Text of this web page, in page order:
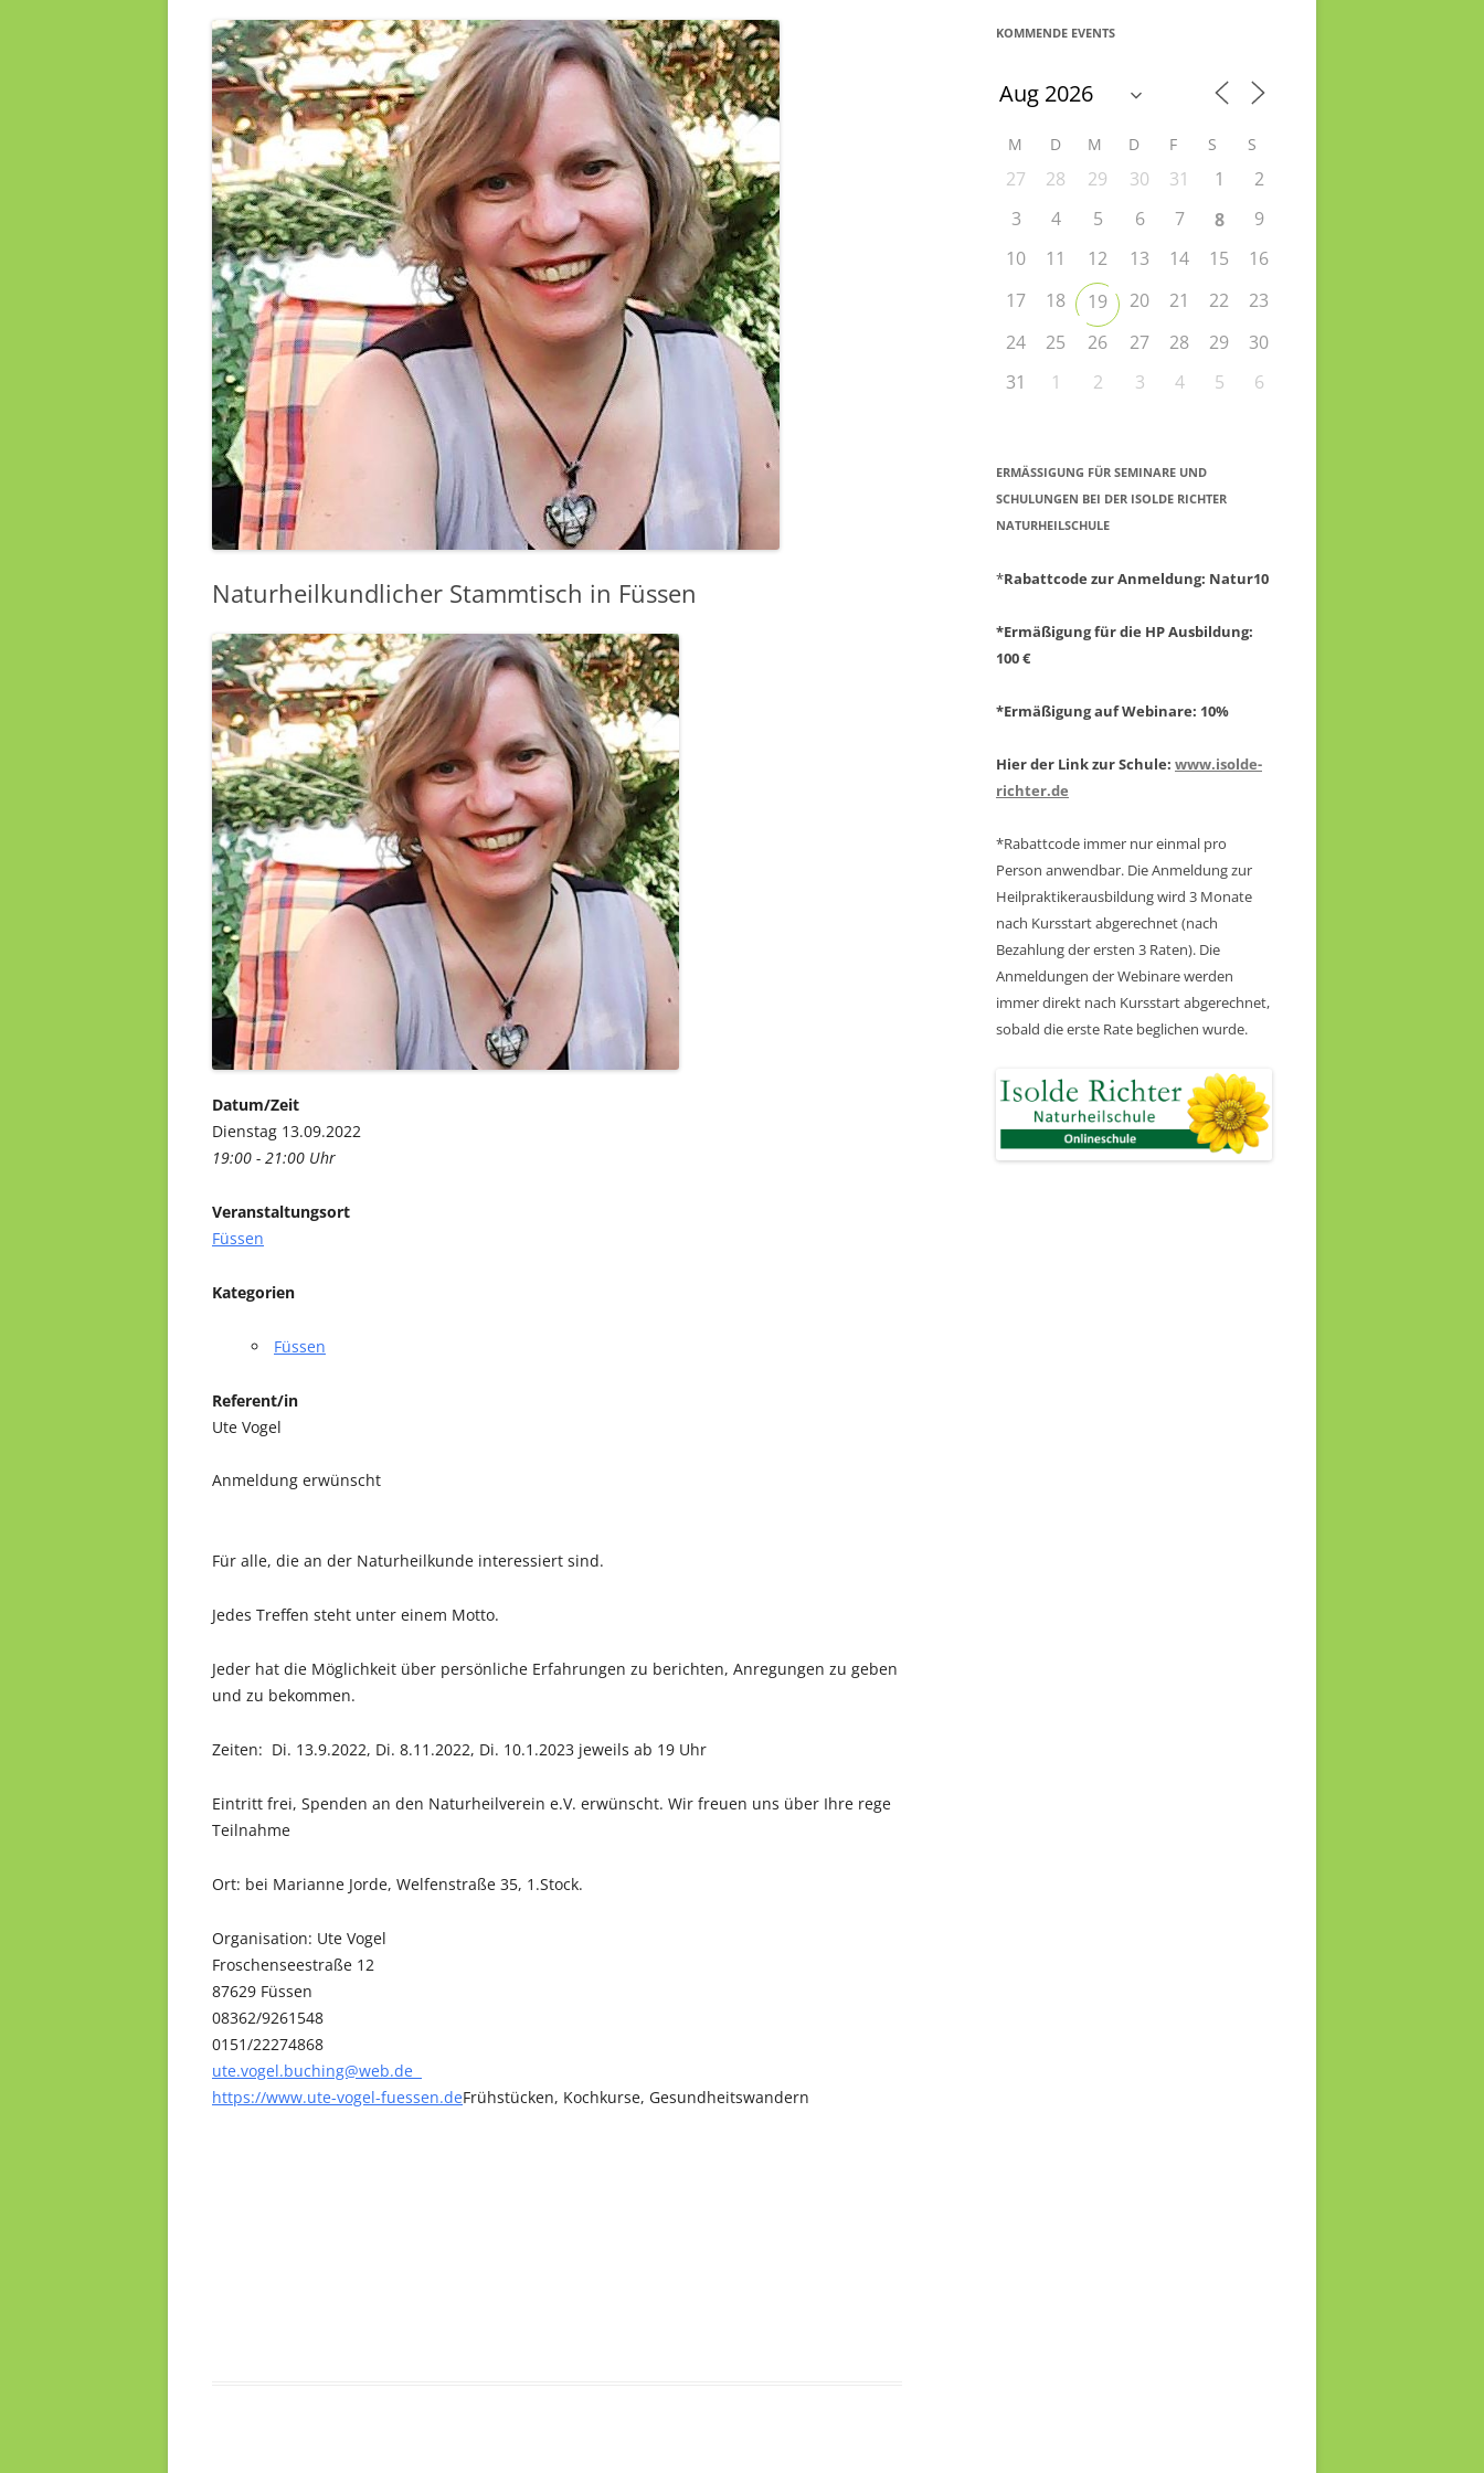
Naturheilkundlicher Stammtisch in Füssen
Datum/Zeit
Dienstag 13.09.2022
19:00 - 21:00 Uhr
Veranstaltungsort
Füssen
Kategorien
Füssen
Referent/in
Ute Vogel
Anmeldung erwünscht
Für alle, die an der Naturheilkunde interessiert sind.
Jedes Treffen steht unter einem Motto.
Jeder hat die Möglichkeit über persönliche Erfahrungen zu berichten, Anregungen zu geben
und zu bekommen.
Zeiten: Di. 13.9.2022, Di. 8.11.2022, Di. 10.1.2023 jeweils ab 19 Uhr
Eintritt frei, Spenden an den Naturheilverein e.V. erwünscht. Wir freuen uns über Ihre rege
Teilnahme
Ort: bei Marianne Jorde, Welfenstraße 35, 1.Stock.
Organisation: Ute Vogel
Froschenseestraße 12
87629 Füssen
08362/9261548
0151/22274868
ute.vogel.buching@web.de
https://www.ute-vogel-fuessen.deFrühstücken, Kochkurse, Gesundheitswandern
KOMMENDE EVENTS
M D M D F S S
27 28 29 30 31 1
2
3
4 5 6 7 8
9
10
11 12 13 14 15
16
17
18 19 20 21 22
23
24
25 26 27 28 29
30
31
1 2 3 4 5 6
ERMÄSSIGUNG FÜR SEMINARE UND S
CHULUNGEN BEI DER ISOLDE RICHTER N
ATURHEILSCHULE
*Rabattcode zur Anmeldung: Natur10
*Ermäßigung für die HP Ausbildung:
100 €
*Ermäßigung auf Webinare: 10%
Hier der Link zur Schule: www.isolde-
richter.de
*Rabattcode immer nur einmal pro
Person anwendbar. Die Anmeldung zur
Heilpraktikerausbildung wird 3 Monate
nach Kursstart abgerechnet(nach
Bezahlung der ersten 3 Raten). Die
Anmeldungen der Webinare werden
immer direkt nach Kursstart abgerechnet,
sobald die erste Rate beglichen wurde.